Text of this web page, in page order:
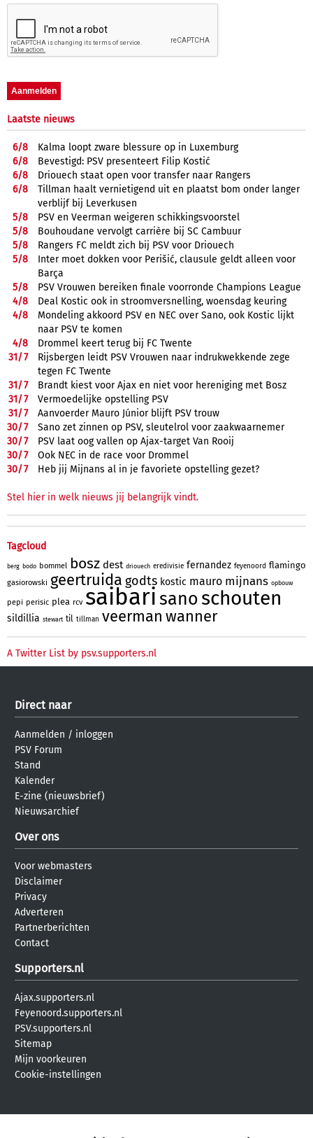
Laatste nieuws
6/8
Kalma loopt zware blessure op in Luxemburg
6/8
Bevestigd: PSV presenteert Filip Kostić
6/8
Driouech staat open voor transfer naar Rangers
6/8
Tillman haalt vernietigend uit en plaatst bom onder langer
verblijf bij Leverkusen
5/8
PSV en Veerman weigeren schikkingsvoorstel
5/8
Bouhoudane vervolgt carrière bij SC Cambuur
5/8
Rangers FC meldt zich bij PSV voor Driouech
5/8
Inter moet dokken voor Perišić, clausule geldt alleen voor
Barça
5/8
PSV Vrouwen bereiken finale voorronde Champions League
4/8
Deal Kostic ook in stroomversnelling, woensdag keuring
4/8
Mondeling akkoord PSV en NEC over Sano, ook Kostic lijkt
naar PSV te komen
4/8
Drommel keert terug bij FC Twente
31/7
Rijsbergen leidt PSV Vrouwen naar indrukwekkende zege
tegen FC Twente
31/7
Brandt kiest voor Ajax en niet voor hereniging met Bosz
31/7
Vermoedelijke opstelling PSV
31/7
Aanvoerder Mauro Júnior blijft PSV trouw
30/7
Sano zet zinnen op PSV, sleutelrol voor zaakwaarnemer
30/7
PSV laat oog vallen op Ajax-target Van Rooij
30/7
Ook NEC in de race voor Drommel
30/7 Heb jij Mijnans al in je favoriete opstelling gezet?
Stel hier in welk nieuws jij belangrijk vindt.
Tagcloud
berg bodo bommel bosz dest driouech eredivisie fernandez feyenoord flamingo
gasiorowski geertruida godts kostic mauro mijnans opbouw
pepi perisic plea rcv saibari sano schouten
sildillia stewart til tillman veerman wanner
A Twitter List by psv.supporters.nl
Direct naar
Aanmelden / inloggen
PSV Forum
Stand
Kalender
E-zine (nieuwsbrief)
Nieuwsarchief
Over ons
Voor webmasters
Disclaimer
Privacy
Adverteren
Partnerberichten
Contact
Supporters.nl
Ajax.supporters.nl
Feyenoord.supporters.nl
PSV.supporters.nl
Sitemap
Mijn voorkeuren
Cookie-instellingen